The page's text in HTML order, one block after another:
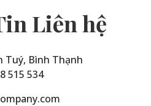
Liên hệ
Tuý, Bình Thạnh
515 534